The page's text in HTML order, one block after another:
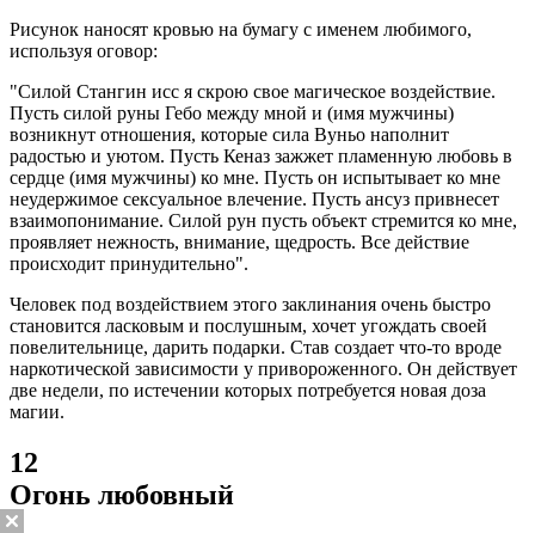
Рисунок наносят кровью на бумагу с именем любимого,
используя оговор:
"Силой Стангин исс я скрою свое магическое воздействие.
Пусть силой руны Гебо между мной и (имя мужчины)
возникнут отношения, которые сила Вуньо наполнит
радостью и уютом. Пусть Кеназ зажжет пламенную любовь в
сердце (имя мужчины) ко мне. Пусть он испытывает ко мне
неудержимое сексуальное влечение. Пусть ансуз привнесет
взаимопонимание. Силой рун пусть объект стремится ко мне,
проявляет нежность, внимание, щедрость. Все действие
происходит принудительно".
Человек под воздействием этого заклинания очень быстро
становится ласковым и послушным, хочет угождать своей
повелительнице, дарить подарки. Став создает что-то вроде
наркотической зависимости у привороженного. Он действует
две недели, по истечении которых потребуется новая доза
магии.
12
Огонь любовный